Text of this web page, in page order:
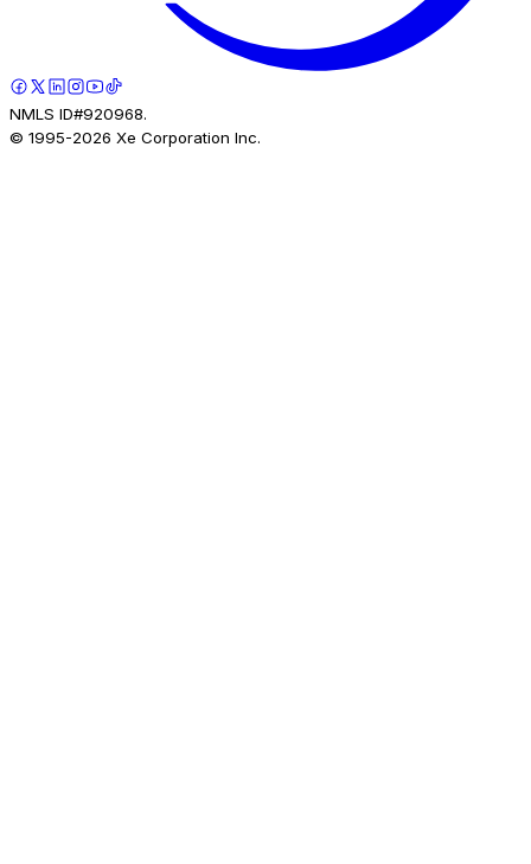
NMLS ID#920968.
© 1995-2026 Xe Corporation Inc.